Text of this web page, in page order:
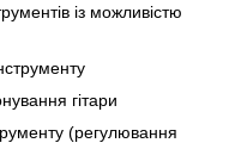
із можливістю
гітари
(регулювання